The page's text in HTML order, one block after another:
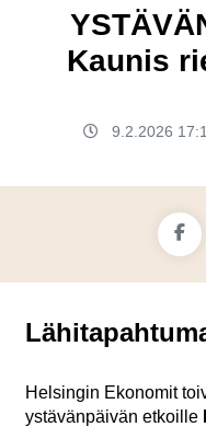
Kaunis
9.2.2026
Helsingin Ekonomit
ystävänpäivän etkoille